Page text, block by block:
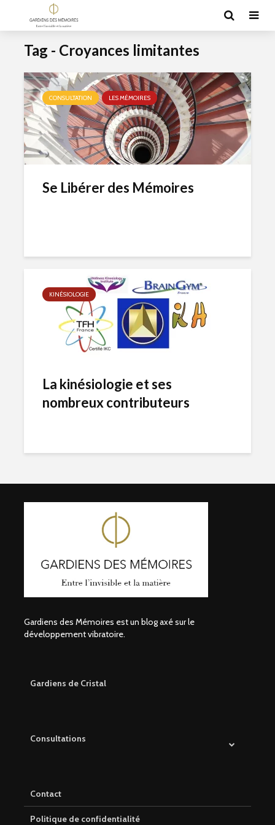
Tag - Croyances limitantes
CONSULTATION LES MÉMOIRES
Se Libérer des Mémoires
KINÉSIOLOGIE
La kinésiologie et ses
nombreux contributeurs
Gardiens des Mémoires est un blog axé sur le
développement vibratoire.
Gardiens de Cristal
Consultations
Contact
Politique de confidentialité